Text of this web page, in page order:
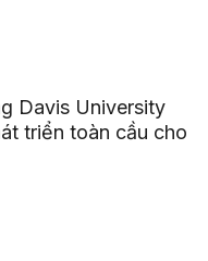
Davis University
triển toàn cầu cho